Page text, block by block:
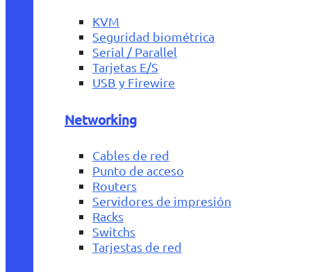
KVM
Seguridad biométrica
Serial / Parallel
Tarjetas E/S
USB y Firewire
Networking
Cables de red
Punto de acceso
Routers
Servidores de impresión
Racks
Switchs
Tarjestas de red